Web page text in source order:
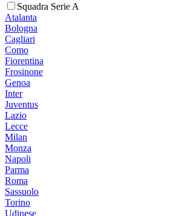
Squadra Serie A
Atalanta
Bologna
Cagliari
Como
Fiorentina
Frosinone
Genoa
Inter
Juventus
Lazio
Lecce
Milan
Monza
Napoli
Parma
Roma
Sassuolo
Torino
Udinese